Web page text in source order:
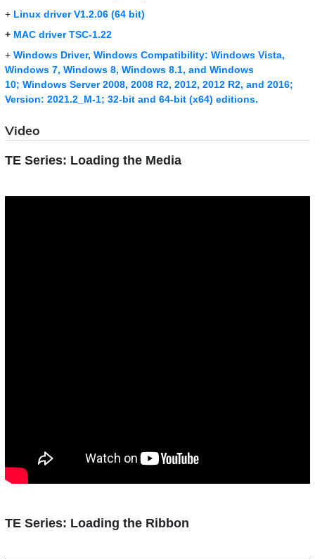
+ Linux driver V1.2.06 (64 bit)
+ MAC driver TSC-1.22
+ Windows Driver, Windows Compatibility: Windows Vista,
Windows 7, Windows 8, Windows 8.1, and Windows
10; Windows Server 2008, 2008 R2, 2012, 2012 R2, and 2016;
Version: 2021.2_M-1; 32-bit and 64-bit (x64) editions.
Video
TE Series: Loading the Media
TE Series: Loading the Ribbon